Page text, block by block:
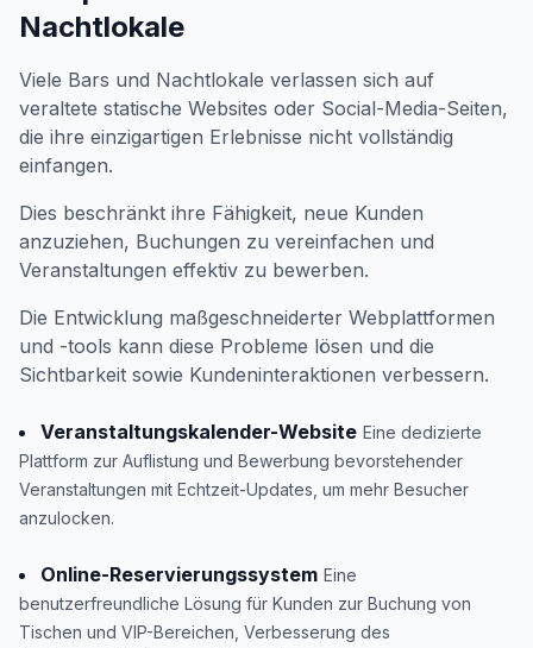
Nachtlokale
Viele Bars und Nachtlokale verlassen sich auf
veraltete statische Websites oder Social-Media-Seiten,
die ihre einzigartigen Erlebnisse nicht vollständig
einfangen.
Dies beschränkt ihre Fähigkeit, neue Kunden
anzuziehen, Buchungen zu vereinfachen und
Veranstaltungen effektiv zu bewerben.
Die Entwicklung maßgeschneiderter Webplattformen
und -tools kann diese Probleme lösen und die
Sichtbarkeit sowie Kundeninteraktionen verbessern.
Veranstaltungskalender-Website Eine dedizierte
Plattform zur Auflistung und Bewerbung bevorstehender
Veranstaltungen mit Echtzeit-Updates, um mehr Besucher
anzulocken.
Online-Reservierungssystem Eine
benutzerfreundliche Lösung für Kunden zur Buchung von
Tischen und VIP-Bereichen, Verbesserung des